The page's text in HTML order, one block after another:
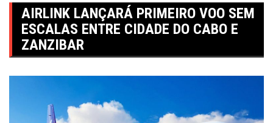
AIRLINK LANÇARÁ PRIMEIRO VOO SEM
ESCALAS ENTRE CIDADE DO CABO E
ZANZIBAR